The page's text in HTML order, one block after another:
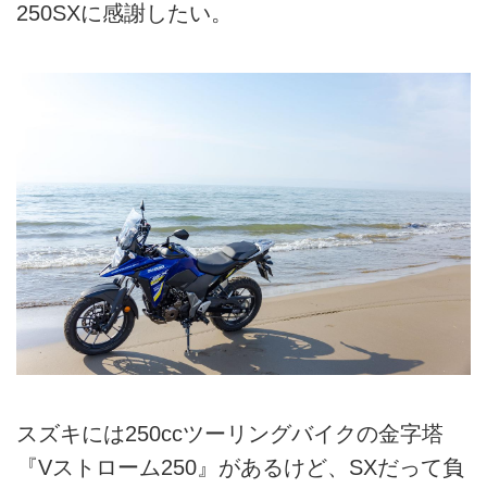
250SXに感謝したい。
スズキには250ccツーリングバイクの金字塔
『Vストローム250』があるけど、SXだって負